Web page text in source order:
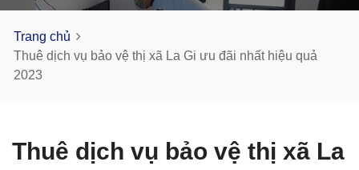
Trang chủ
Thuê dịch vụ bảo vệ thị xã La Gi ưu đãi nhất hiệu quả
2023
Thuê dịch vụ bảo vệ thị xã La